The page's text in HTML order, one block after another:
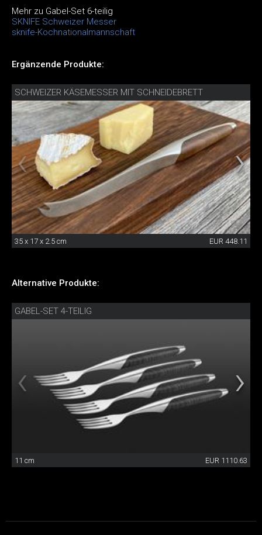
Mehr zu Gabel-Set 6-teilig
SKNIFE Schweizer Messer
sknife-Kochnationalmannschaft
Ergänzende Produkte:
SCHWEIZER KÄSEMESSER MIT SCHNEIDEBRETT
35 x 17 x 2.5 cm EUR 448.11
Alternative Produkte:
GABEL-SET 4-TEILIG
11 cm EUR 1110.63